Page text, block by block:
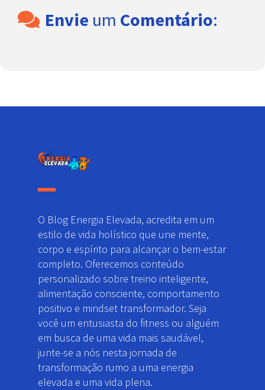
Envie um Comentário:
O Blog Energia Elevada, acredita em um
estilo de vida holístico que une mente,
corpo e espírito para alcançar o bem-estar
completo. Oferecemos conteúdo
personalizado sobre treino inteligente,
alimentação consciente, comportamento
positivo e mindset transformador. Seja
você um entusiasta do fitness ou alguém
em busca de uma vida mais saudável,
junte-se a nós nesta jornada de
transformação rumo a uma energia
elevada e uma vida plena.